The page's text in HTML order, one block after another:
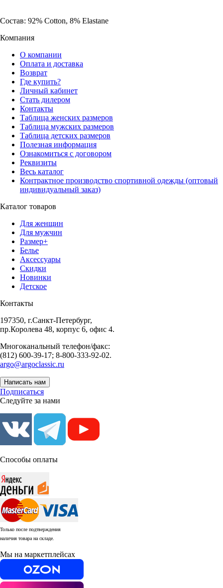
Состав: 92% Cotton, 8% Elastane
Компания
О компании
Оплата и доставка
Возврат
Где купить?
Личный кабинет
Стать дилером
Контакты
Таблица женских размеров
Таблица мужских размеров
Таблица детских размеров
Полезная информация
Ознакомиться с договором
Реквизиты
Весь каталог
Контрактное производство спортивной одежды (оптовый
индивидуальный заказ)
Каталог товаров
Для женщин
Для мужчин
Размер+
Белье
Аксессуары
Скидки
Новинки
Детское
Контакты
197350, г.Санкт-Петербург,
пр.Королева 48, корпус 6, офис 4.
Многоканальный телефон/факс:
(812) 600-39-17; 8-800-333-92-02.
argo@argoclassic.ru
Написать нам
Подписаться
Следуйте за нами
Способы оплаты
Только после подтверждения
наличия товара на складе.
Мы на маркетплейсах